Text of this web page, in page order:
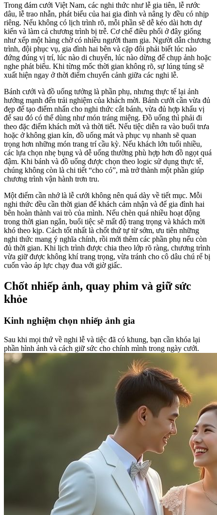
Trong đám cưới Việt Nam, các nghi thức như lễ gia tiên, lễ rước
dâu, lễ trao nhẫn, phát biểu của hai gia đình và nâng ly đều có nhịp
riêng. Nếu không có lịch trình rõ, mỗi phần sẽ dễ kéo dài hơn dự
kiến và làm cả chương trình bị trễ. Cơ chế điều phối ở đây giống
như xếp một hàng chờ có nhiều người tham gia. Người dẫn chương
trình, đội phục vụ, gia đình hai bên và cặp đôi phải biết lúc nào
đứng đúng vị trí, lúc nào di chuyển, lúc nào dừng để chụp ảnh hoặc
nghe phát biểu. Khi từng mốc thời gian không rõ, sự lúng túng sẽ
xuất hiện ngay ở thời điểm chuyển cảnh giữa các nghi lễ.
Bánh cưới và đồ uống tưởng là phần phụ, nhưng thực tế lại ảnh
hưởng mạnh đến trải nghiệm của khách mời. Bánh cưới cần vừa đủ
đẹp để tạo điểm nhấn cho nghi thức cắt bánh, vừa đủ hợp khẩu vị
để sau đó có thể dùng như món tráng miệng. Đồ uống thì phải đi
theo đặc điểm khách mời và thời tiết. Nếu tiệc diễn ra vào buổi trưa
hoặc ở không gian kín, đồ uống mát và phục vụ nhanh sẽ quan
trọng hơn những món trang trí cầu kỳ. Nếu khách lớn tuổi nhiều,
các lựa chọn nhẹ bụng và dễ uống thường phù hợp hơn đồ ngọt quá
đậm. Khi bánh và đồ uống được chọn theo logic sử dụng thực tế,
chúng không còn là chi tiết “cho có”, mà trở thành một phần giúp
chương trình vận hành trơn tru.
Một điểm cần nhớ là lễ cưới không nên quá dày về tiết mục. Mỗi
nghi thức đều cần thời gian để khách cảm nhận và để gia đình hai
bên hoàn thành vai trò của mình. Nếu chèn quá nhiều hoạt động
trong thời gian ngắn, buổi tiệc sẽ mất độ trang trọng và khách mời
khó theo kịp. Cách tốt nhất là chốt thứ tự từ sớm, ưu tiên những
nghi thức mang ý nghĩa chính, rồi mới thêm các phần phụ nếu còn
đủ thời gian. Khi lịch trình được chia theo lớp rõ ràng, chương trình
vừa giữ được không khí trang trọng, vừa tránh cho cô dâu chú rể bị
cuốn vào áp lực chạy đua với giờ giấc.
Chốt nhiếp ảnh, quay phim và giữ sức
khỏe
Kinh nghiệm chọn nhiếp ảnh gia
Sau khi mọi thứ về nghi lễ và tiệc đã có khung, bạn cần khóa lại
phần hình ảnh và cách giữ sức cho chính mình trong ngày cưới.